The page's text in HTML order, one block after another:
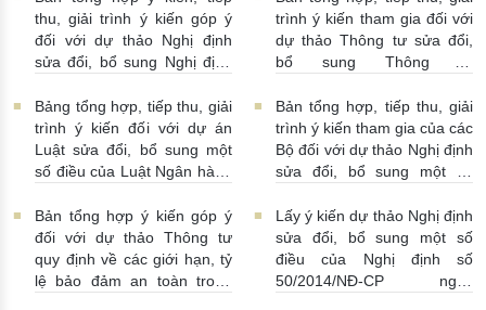
14:54:00
tài liệu ngành Ngân hàng
16/07/2026 | 10:00:00
16/07/2026 | 09:41:00
thu, giải trình ý kiến góp ý
đối với dự thảo Nghị định
sửa đổi, bổ sung Nghị định
13/07/2026 | 16:00:00
trình ý kiến tham gia đối với
dự thảo Thông tư sửa đổi,
bổ sung Thông tư
13/07/2026 | 02:19:00
Bảng tổng hợp, tiếp thu, giải
trình ý kiến đối với dự án
Luật sửa đổi, bổ sung một
số điều của Luật Ngân hàng
Phòng, chống rửa tiền và
Luật Các tổ chức tín dụng
08/07/2026 | 11:21:00
Bản tổng hợp, tiếp thu, giải
trình ý kiến tham gia của các
Bộ đối với dự thảo Nghị định
sửa đổi, bổ sung một số
58/2021/NĐ-CP
07/07/2026
| 15:01:00
Bản tổng hợp ý kiến góp ý
đối với dự thảo Thông tư
quy định về các giới hạn, tỷ
lệ bảo đảm an toàn trong
Lấy ý kiến dự thảo Nghị định
sửa đổi, bổ sung một số
điều của Nghị định số
50/2014/NĐ-CP ngày